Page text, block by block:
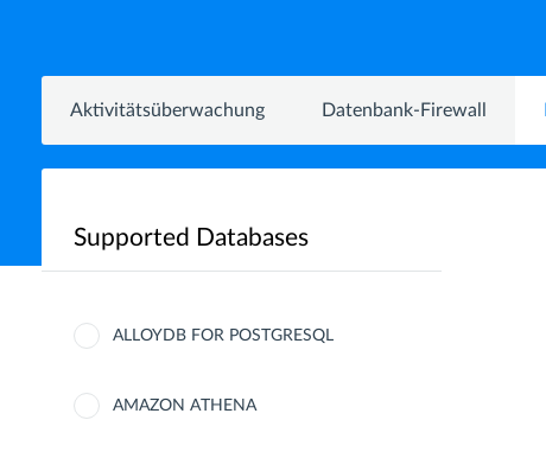
Aktivitätsüberwachung Datenbank-Firewall
Supported Databases
ALLOYDB FOR POSTGRESQL
AMAZON ATHENA